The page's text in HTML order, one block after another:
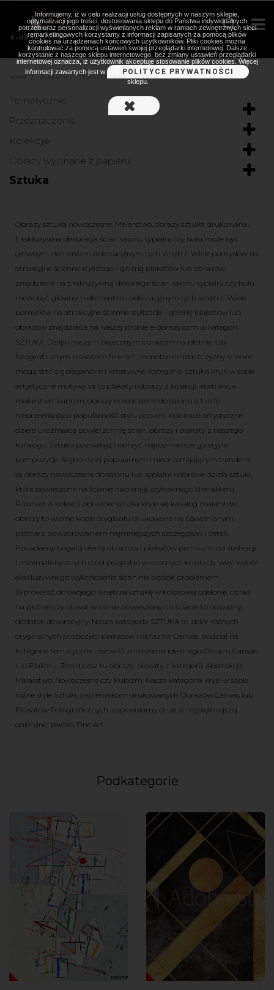
PLAKATY > TEMATYCZNIE
Tematycznie
Przeznaczenie
Kolekcje
Obrazy wycinane z papieru
Sztuka
Obrazy sztuka nowoczesna, Malarstwo, obrazy sztuka drukowana.
Ekskluzywna dekoracja ścian salonu sypialni czy holu może być
głównym elementem dekoracyjnym tych wnętrz. Wiele pomysłów na
atrakcyjne ścienne stylizacje - galerię plakatów lub obrazów
znajdziecie na Ekskluzywną dekoracja ścian salonu sypialni czy holu
może być głównym elementem dekoracyjnym tych wnętrz. Wiele
pomysłów na atrakcyjne ścienne stylizacje - galerię plakatów lub
obrazów znajdziecie na naszej stronie e-obrazy.com w kategorii
SZTUKA. Dzięki naszym bajecznym obrazom na płótnie lub
fotograficznym plakatom fine-art, monotonne płaszczyzny ścienne
mogą stać się eleganckie i kreatywne. Kategoria Sztuka kryje w sobie
artystyczne motywy są to plakaty i obrazy z kolekcji: abstrakcja
malarstwo, kubizm, obrazy nowoczesne do salonu a także
nieprzemijająca popularność stylu pop art. Kolorowe artystyczne
dzieła urozmaicą powierzchnię ścian, obrazy i plakaty z naszego
katalogu Sztuka pozwalają tworzyć najrozmaitsze galeryjne
kompozycje. Najbardziej popularnym i nieprzemijającym trendem
są obrazy nowoczesne do salonu lub sypialni kolorowe dzieła sztuki,
które powieszone na ścianie nabierają szykownego charakteru.
Również w kolekcji obrazów sztuka kryje się katalog malarstwo,
obrazy to wierne kopie oryginału drukowane na bawełnianym
płótnie z odwzorowaniem najmniejszych szczegółów i detali.
Posiadamy bogatą ofertę obrazów i plakatów premium, od ilustracji
i minimalistycznych dzieł po grafiki w mocnych kolorach, więc wybór
ekskluzywnego wykończenia ścian nie będzie problemem.
Wprowadź do swojego wnętrza sztukę w kolorowej odsłonie, obraz
na płótnie czy plakat w ramie powieszony na ścianie to odważny
dodatek dekoracyjny. Nasza kategoria SZTUKA to zbiór różnych
oryginalnych propozycji plakatów i obrazów Canvas, podział na
kategorie tematyczne ułatwi Ci znalezienie idealnego Obrazu Canvas
lub Plakatu. Znajdziesz tu obrazy, plakaty z kategorii: Abstrakcja,
Malarstwo, Nowoczesne czy Kubizm. Nasza kategoria kryje w sobie
różne style Sztuki, zwolennikom drukowanych Obrazów Canvas lub
Plakatów Fotograficznych, zapewniamy druk w najpiękniejszej
galeryjnej jakości Fine Art.
Podkategorie
Informujemy, iż w celu realizacji usług dostępnych w naszym sklepie,
optymalizacji jego treści, dostosowania sklepu do Państwa indywidualnych
potrzeb oraz personalizacji wyświetlanych reklam w ramach zewnętrznych sieci
remarketingowych korzystamy z informacji zapisanych za pomocą plików
cookies na urządzeniach końcowych użytkowników. Pliki cookies można
kontrolować za pomocą ustawień swojej przeglądarki internetowej. Dalsze
korzystanie z naszego sklepu internetowego, bez zmiany ustawień przeglądarki
internetowej oznacza, iż użytkownik akceptuje stosowanie plików cookies. Więcej
informacji zawartych jest w
POLITYCE PRYWATNOŚCI
sklepu.